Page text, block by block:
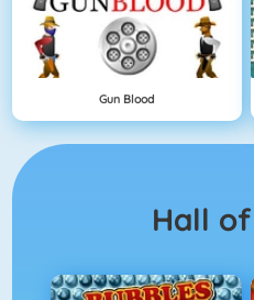
Gun Blood
Hall of